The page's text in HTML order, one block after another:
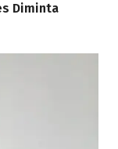
Diminta